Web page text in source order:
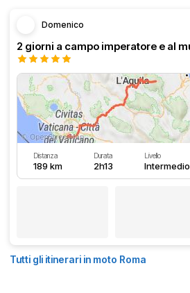
Domenico
Distanza
189 km
Durata
2h13
Livello
Intermedio
Tutti gli itinerari in moto Roma